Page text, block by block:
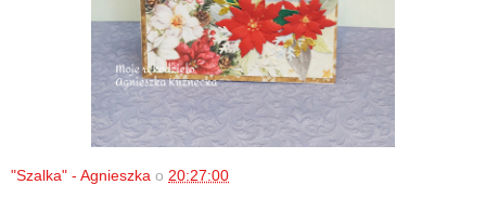
"Szalka" - Agnieszka o 20:27:00